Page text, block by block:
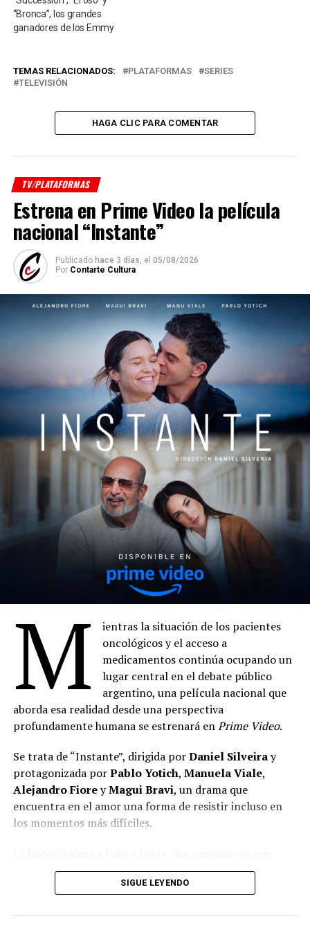
“Bronca”, los grandes
ganadores de los Emmy
TEMAS RELACIONADOS: PLATAFORMAS
SERIES
TELEVISIÓN
HAGA CLIC PARA COMENTAR
TV/PLATAFORMAS
Estrena en Prime Video la película
nacional “Instante”
Publicado hace 3 días, el 05/08/2026
Por Contarte Cultura
M
ientras la situación de los pacientes
oncológicos y el acceso a
medicamentos continúa ocupando un
lugar central en el debate público
argentino, una película nacional que
aborda esa realidad desde una perspectiva
profundamente humana se estrenará enPrime Video.
Se trata de “Instante”, dirigida porDaniel Silveiray
protagonizada porPablo Yotich, Manuela Viale,
Alejandro FioreyMagui Bravi, un drama que
encuentra en el amor una forma de resistir incluso en
los momentos más difíciles.
conocen durante un tratamiento oncológico. Ambos
atraviesan uno de los momentos más complejos de sus
embargo, cuando todo parece desmoronarse, descubren
SIGUE LEYENDO